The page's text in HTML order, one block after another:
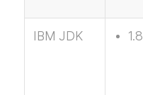
IBM JDK 1.8